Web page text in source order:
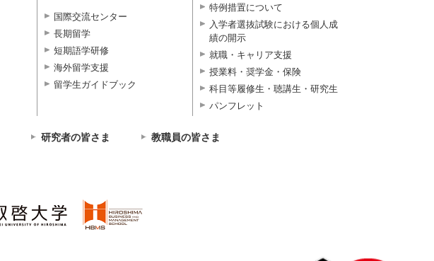
国際交流センター
長期留学
短期語学研修
海外留学支援
留学生ガイドブック
特例措置について
入学者選抜試験における個人成
績の開示
就職・キャリア支援
授業料・奨学金・保険
科目等履修生・聴講生・研究生
パンフレット
研究者の皆さま 教職員の皆さま